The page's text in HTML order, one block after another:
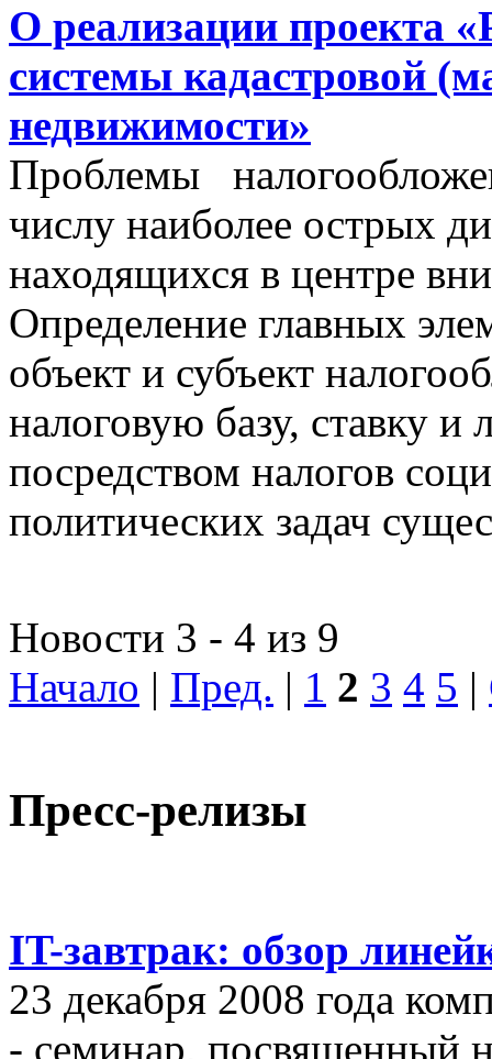
О реализации проекта
системы кадастровой
недвижимости»
Проблемы
числу наиболее острых
находящихся в центре
Определение главных
объект и субъект
налоговую базу, ставку и
посредством налогов
политических задач
Новости 3 - 4 из 9
Начало | Пред. | 1 2 3 4 5 |
Пресс-релизы
IT-завтрак: обзор
23 декабря 2008 года
- семинар, посвященный